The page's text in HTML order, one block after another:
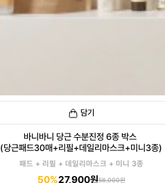
담기
바니바니 당근 수분진정 6종 박스
(당근패드30매+리필+데일리마스크+미니3종)
패드 + 리필 + 데일리마스크 + 미니 3종
50%27,900원56,000원